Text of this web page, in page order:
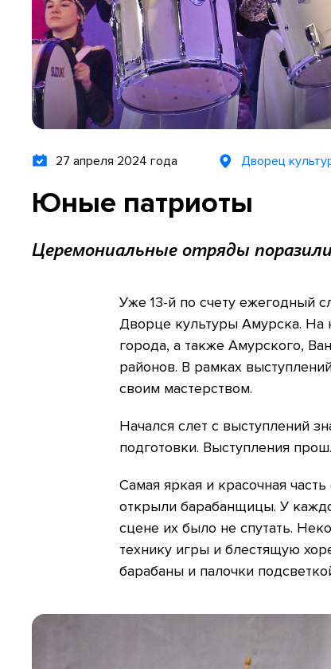
27 апреля 2024 года Дворец
Юные патриоты
Церемониальные отряды
Уже 13-й по счету ежегодный
Дворце культуры Амурска. На
города, а также Амурского,
районов. В рамках
своим мастерством.
Начался слет с выступлений
подготовки. Выступления
Самая яркая и красочная
открыли барабанщицы. У
сцене их было не спутать.
технику игры и блестящую
барабаны и палочки